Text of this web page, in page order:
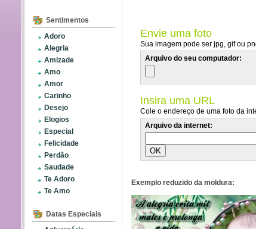
Sentimentos
Adoro
Alegria
Amizade
Amo
Amor
Carinho
Desejo
Elogios
Especial
Felicidade
Perdão
Saudade
Te Adoro
Te Amo
Datas Especiais
Envie uma foto
Sua imagem pode ser jpg, gif ou
Arquivo do seu computador:
Insira uma URL
Cole o endereço de uma foto da
Arquivo da internet:
Exemplo reduzido da moldura: